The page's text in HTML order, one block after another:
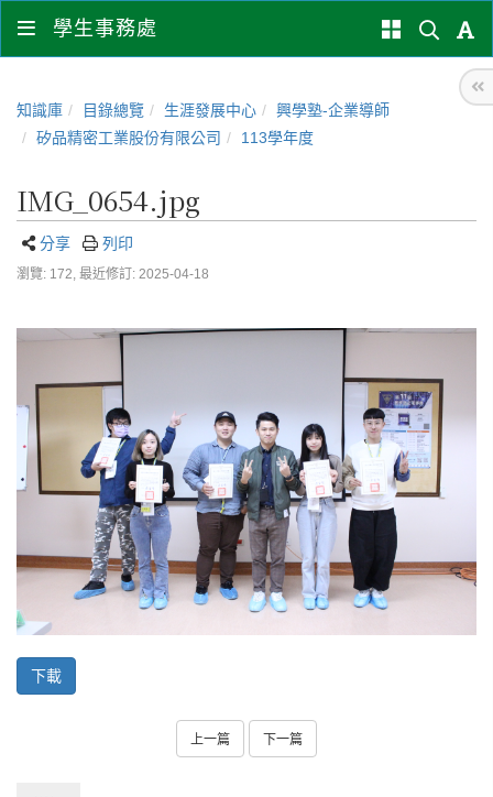
學生事務處
知識庫 目錄總覽 生涯發展中心
興學塾-企業導師
矽品精密工業股份有限公司
113學年度
IMG_0654.jpg
分享 列印
瀏覽: 172, 最近修訂: 2025-04-18
下載
上一篇 下一篇